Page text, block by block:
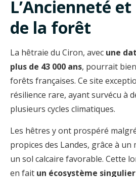
L’Ancienneté
de la forêt
La hêtraie du Ciron, avec une
plus de 43 000 ans, pourrait
forêts françaises. Ce site
résilience rare, ayant survécu à
plusieurs cycles climatiques.
Les hêtres y ont prospéré
propices des Landes, grâce à
un sol calcaire favorable. Cette
en fait un écosystème singulier